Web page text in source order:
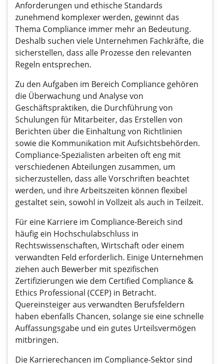
Anforderungen und ethische Standards
zunehmend komplexer werden, gewinnt das
Thema Compliance immer mehr an Bedeutung.
Deshalb suchen viele Unternehmen Fachkräfte, die
sicherstellen, dass alle Prozesse den relevanten
Regeln entsprechen.
Zu den Aufgaben im Bereich Compliance gehören
die Überwachung und Analyse von
Geschäftspraktiken, die Durchführung von
Schulungen für Mitarbeiter, das Erstellen von
Berichten über die Einhaltung von Richtlinien
sowie die Kommunikation mit Aufsichtsbehörden.
Compliance-Spezialisten arbeiten oft eng mit
verschiedenen Abteilungen zusammen, um
sicherzustellen, dass alle Vorschriften beachtet
werden, und ihre Arbeitszeiten können flexibel
gestaltet sein, sowohl in Vollzeit als auch in Teilzeit.
Für eine Karriere im Compliance-Bereich sind
häufig ein Hochschulabschluss in
Rechtswissenschaften, Wirtschaft oder einem
verwandten Feld erforderlich. Einige Unternehmen
ziehen auch Bewerber mit spezifischen
Zertifizierungen wie dem Certified Compliance &
Ethics Professional (CCEP) in Betracht.
Quereinsteiger aus verwandten Berufsfeldern
haben ebenfalls Chancen, solange sie eine schnelle
Auffassungsgabe und ein gutes Urteilsvermögen
mitbringen.
Die Karrierechancen im Compliance-Sektor sind